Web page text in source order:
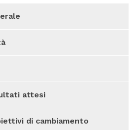
attesi
di cambiamento